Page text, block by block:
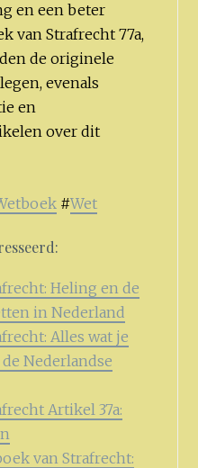
en een beter
van Strafrecht 77a,
de originele
evenals
en
over dit
#Wet
Heling en de
in Nederland
Alles wat je
Nederlandse
Artikel 37a:
van Strafrecht: